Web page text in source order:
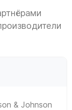
& Johnson